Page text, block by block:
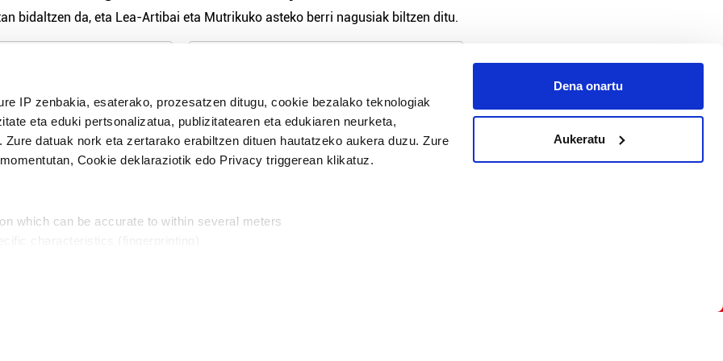
IP zenbakia, esaterako, prozesatzen ditugu, cookie bezalako teknologiak
eta eduki pertsonalizatua, publizitatearen eta edukiaren neurketa,
datuak nork eta zertarako erabiltzen dituen hautatzeko aukera duzu. Zure
Cookie deklaraziotik edo Privacy triggerean klikatuz.
which can be accurate to within several meters
Dena onartu
Aukeratu
bidaltzen da, eta Lea-Artibai eta Mutrikuko asteko berri nagusiak biltzen ditu.
Harpidetu
modu librean kontatzea da gure eginkizuna. Horretarako zure ekarpena